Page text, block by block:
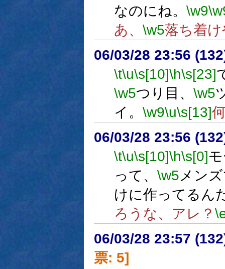
なのにね。 \w9
あ、 \w5落ち着
06/03/28 23:56
\t\u\s[10]\h\s[23]
\w5つり目、 \w5
イ。 \w9\u\s[13]
06/03/28 23:56
\t\u\s[10]\h\s[0]
って、 \w5メン
けに作ってるん
ろうな、アレ？
06/03/28 23:57
票: 5]